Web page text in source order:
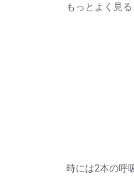
もっとよく見る
時には2本の呼